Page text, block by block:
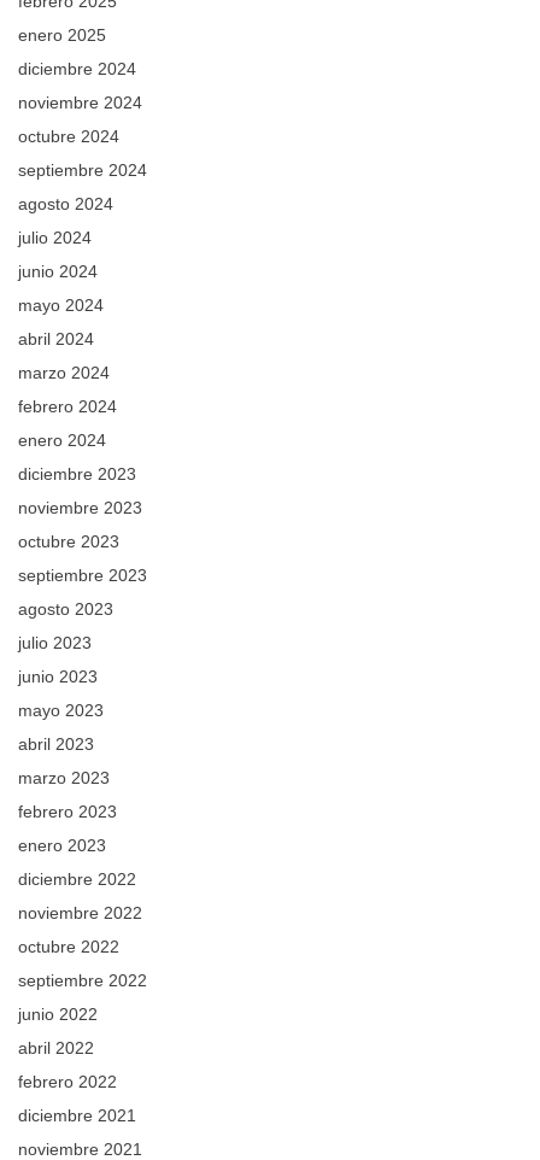
enero 2025
diciembre 2024
noviembre 2024
octubre 2024
septiembre 2024
agosto 2024
julio 2024
junio 2024
mayo 2024
abril 2024
marzo 2024
febrero 2024
enero 2024
diciembre 2023
noviembre 2023
octubre 2023
septiembre 2023
agosto 2023
julio 2023
junio 2023
mayo 2023
abril 2023
marzo 2023
febrero 2023
enero 2023
diciembre 2022
noviembre 2022
octubre 2022
septiembre 2022
junio 2022
abril 2022
febrero 2022
diciembre 2021
noviembre 2021